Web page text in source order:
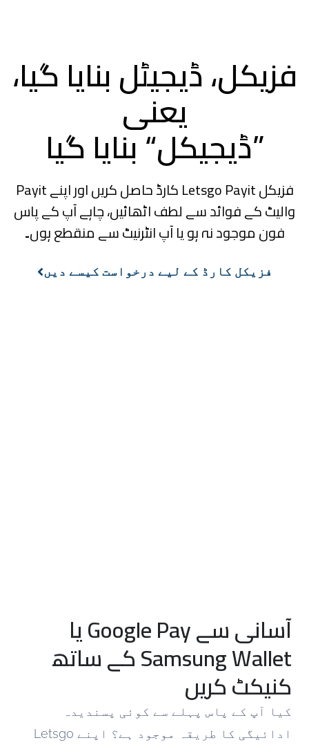
فزیکل، ڈیجیٹل بنایا گیا،
یعنی
”ڈیجیکل“ بنایا گیا
فزیکل Letsgo Payit کارڈ حاصل کریں اور اپنے Payit
والیٹ کے فوائد سے لطف اٹھائیں، چاہے آپ کے پاس
فون موجود نہ ہو یا آپ انٹرنیٹ سے منقطع ہوں۔
فزیکل کارڈ کے لیے درخواست کیسے دیں
آسانی سے Google Pay یا
Samsung Wallet کے ساتھ
کنیکٹ کریں
کیا آپ کے پاس پہلے سے کوئی پسندیدہ
ادائیگی کا طریقہ موجود ہے؟ اپنے Letsgo